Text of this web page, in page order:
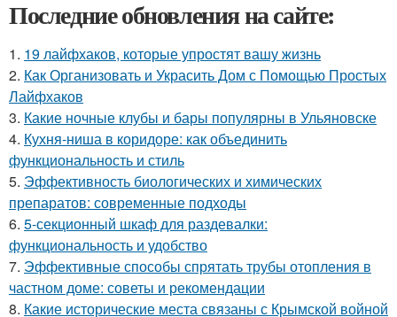
Последние обновления на сайте:
1. 19 лайфхаков, которые упростят вашу жизнь
2. Как Организовать и Украсить Дом с Помощью Простых
Лайфхаков
3. Какие ночные клубы и бары популярны в Ульяновске
4. Кухня-ниша в коридоре: как объединить
функциональность и стиль
5. Эффективность биологических и химических
препаратов: современные подходы
6. 5-секционный шкаф для раздевалки:
функциональность и удобство
7. Эффективные способы спрятать трубы отопления в
частном доме: советы и рекомендации
8. Какие исторические места связаны с Крымской войной